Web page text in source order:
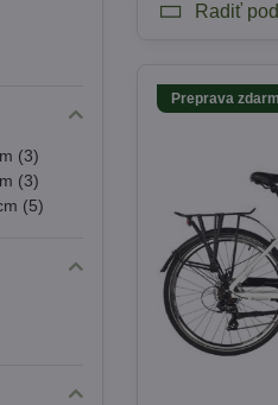
Radiť
Preprava
(3)
(3)
(5)